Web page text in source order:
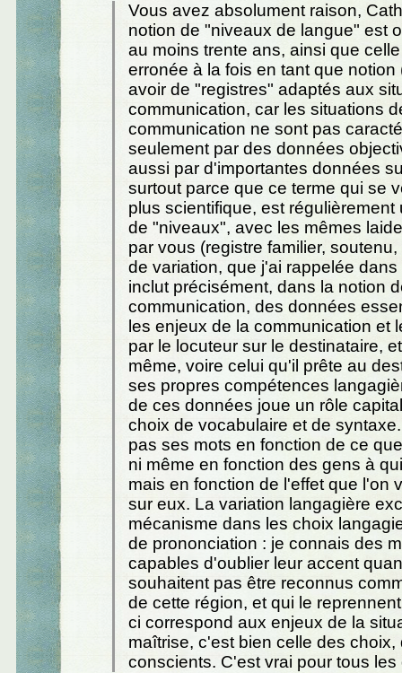
Vous avez absolument raison,
notion de "niveaux de langue" est
au moins trente ans, ainsi que
erronée à la fois en tant que notion
avoir de "registres" adaptés aux
communication, car les situations
communication ne sont pas
seulement par des données
aussi par d'importantes données
surtout parce que ce terme qui se
plus scientifique, est régulièrement
de "niveaux", avec les mêmes
par vous (registre familier,
de variation, que j'ai rappelée dans
inclut précisément, dans la notion
communication, des données
les enjeux de la communication et
par le locuteur sur le destinataire,
même, voire celui qu'il prête au
ses propres compétences
de ces données joue un rôle
choix de vocabulaire et de
pas ses mots en fonction de ce
ni même en fonction des gens à
mais en fonction de l'effet que l'on
sur eux. La variation langagière
mécanisme dans les choix
de prononciation : je connais des
capables d'oublier leur accent
souhaitent pas être reconnus
de cette région, et qui le
ci correspond aux enjeux de la
maîtrise, c'est bien celle des choix,
conscients. C'est vrai pour tous les